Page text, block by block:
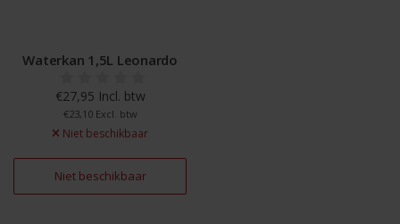
Waterkan 1,5L Leonardo
€27,95 Incl. btw
€23,10 Excl. btw
Niet beschikbaar
Niet beschikbaar